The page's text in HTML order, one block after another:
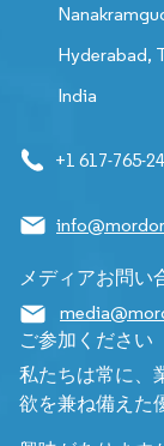
Hyderabad,
India
+1 617-765-
メディアお問い
ご参加ください
私たちは常に、
欲を兼ね備えた